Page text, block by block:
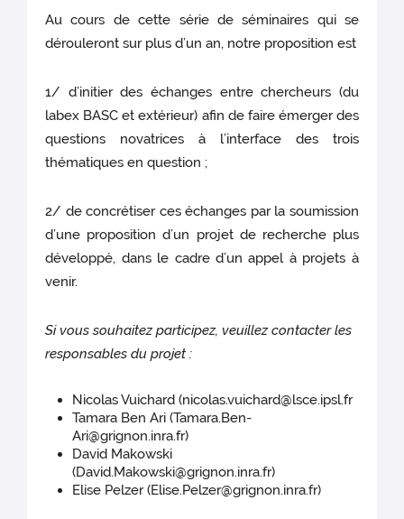
Au cours de cette série de séminaires qui se
dérouleront sur plus d’un an, notre proposition est
1/ d’initier des échanges entre chercheurs (du
labex BASC et extérieur) afin de faire émerger des
questions novatrices à l’interface des trois
thématiques en question ;
2/ de concrétiser ces échanges par la soumission
d’une proposition d’un projet de recherche plus
développé, dans le cadre d’un appel à projets à
venir.
Si vous souhaitez participez, veuillez contacter les
responsables du projet :
Nicolas Vuichard (nicolas.vuichard@lsce.ipsl.fr
Tamara Ben Ari (Tamara.Ben-
Ari@grignon.inra.fr)
David Makowski
(David.Makowski@grignon.inra.fr)
Elise Pelzer (Elise.Pelzer@grignon.inra.fr)